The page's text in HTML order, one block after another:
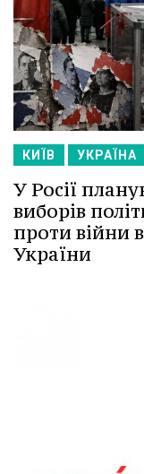
КИЇВ УКРАЇНА
У Росії
виборів
проти війни
України